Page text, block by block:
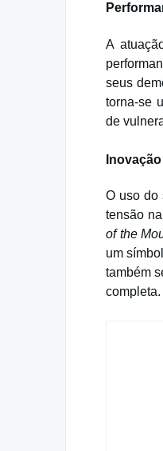
A
seus
torna-se
de
O uso do
tensão
of the
um
também
completa.